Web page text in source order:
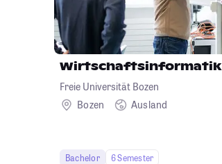
Wirtschaftsinformatik
Freie Universität Bozen
Bozen
Ausland
Bachelor
6 Semester